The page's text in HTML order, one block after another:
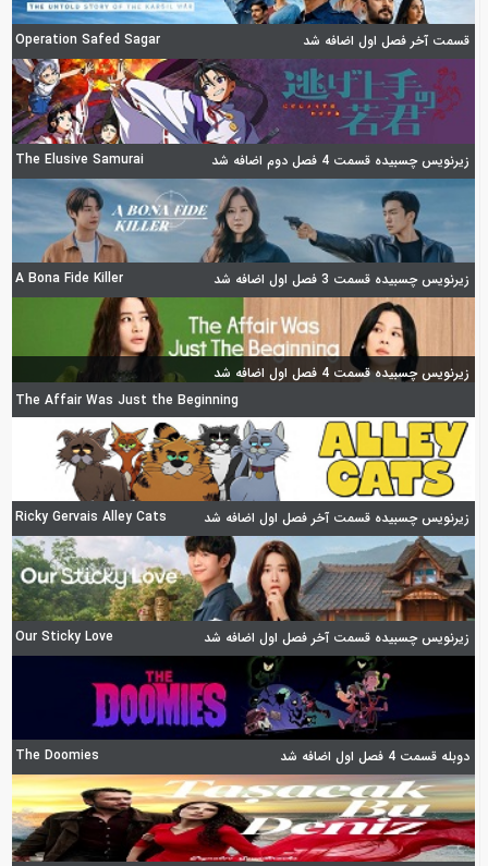
قسمت آخر فصل اول اضافه شد Operation Safed Sagar
زیرنویس چسبیده قسمت 4 فصل دوم اضافه شد The Elusive Samurai
زیرنویس چسبیده قسمت 3 فصل اول اضافه شد A Bona Fide Killer
زیرنویس چسبیده قسمت 4 فصل اول اضافه شد
The Affair Was Just the Beginning
زیرنویس چسبیده قسمت آخر فصل اول اضافه شد Ricky Gervais Alley Cats
زیرنویس چسبیده قسمت آخر فصل اول اضافه شد Our Sticky Love
دوبله قسمت 4 فصل اول اضافه شد The Doomies